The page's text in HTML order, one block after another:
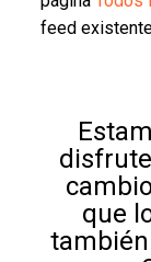
feed
que